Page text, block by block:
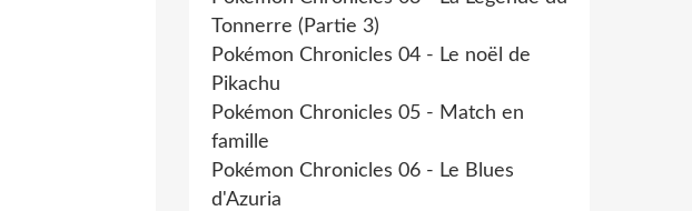
Tonnerre (Partie 3)
Pokémon Chronicles 04 - Le noël de
Pikachu
Pokémon Chronicles 05 - Match en
famille
Pokémon Chronicles 06 - Le Blues
d'Azuria